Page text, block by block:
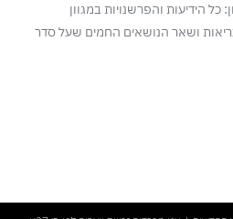
כל הידיעות והפרשנויות במגוון
ושאר הנושאים החמים שעל סדר